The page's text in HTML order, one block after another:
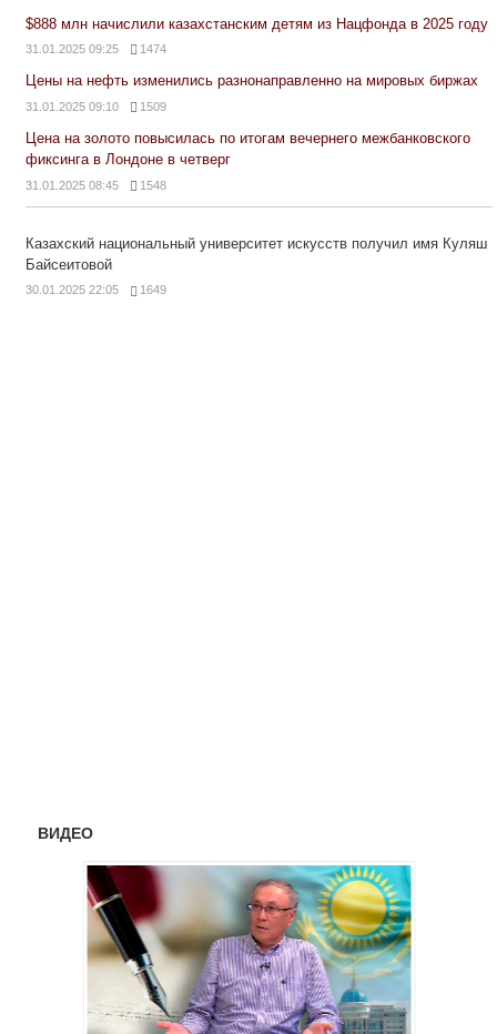
$888 млн начислили казахстанским детям из Нацфонда в 2025 году
31.01.2025 09:25 1474
Цены на нефть изменились разнонаправленно на мировых биржах
31.01.2025 09:10 1509
Цена на золото повысилась по итогам вечернего межбанковского
фиксинга в Лондоне в четверг
31.01.2025 08:45 1548
Казахский национальный университет искусств получил имя Куляш
Байсеитовой
30.01.2025 22:05 1649
ВИДЕО